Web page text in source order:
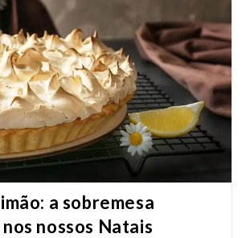
a sobremesa
nossos Natais